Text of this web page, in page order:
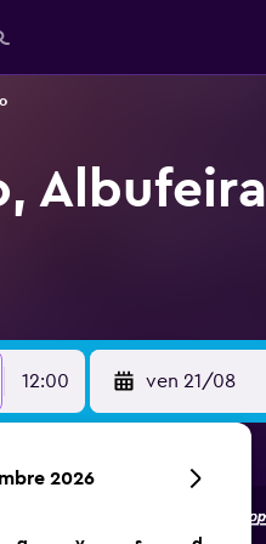
Albufeira
12:00 ven 21/08
2026